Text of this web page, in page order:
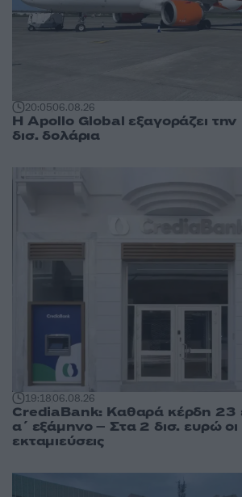
20:0506.08.26
Η Apollo Global εξαγοράζει
δισ. δολάρια
19:1806.08.26
CrediaBank: Καθαρά κέρδη 23
α΄ εξάμηνο – Στα 2 δισ. ευρώ οι
εκταμιεύσεις